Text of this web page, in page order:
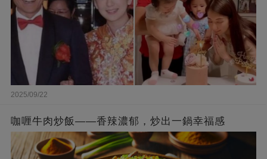
2025/09/22
咖喱牛肉炒飯——香辣濃郁，炒出一鍋幸福感